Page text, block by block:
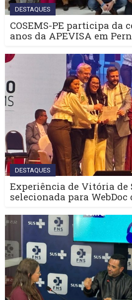
DESTAQUES
COSEMS-PE participa da
anos da APEVISA em
DESTAQUES
Experiência de Vitória de
selecionada para WebDoc